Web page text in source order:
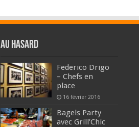
Au hasard
Federico Drigo
– Chefs en
place
16 février 2016
Bagels Party
avec Grill’Chic